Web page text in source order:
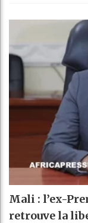
Mali : l’ex-
retrouve la